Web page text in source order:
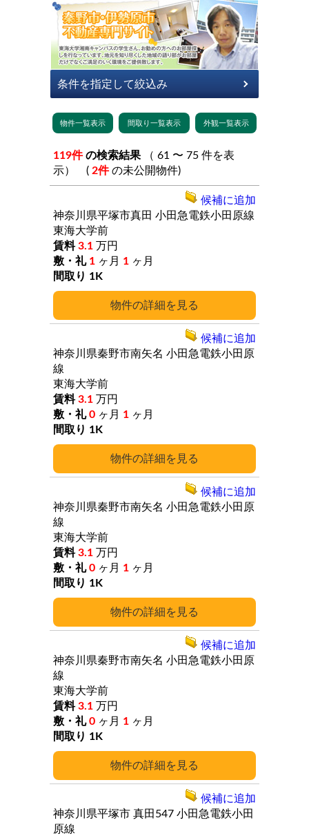
119件 の検索結果
示） ( 2件 の未公開物件)
詳細
神奈川県平塚市真田 小田急電鉄小田原線
東海大学前
3.1 万円
1 ヶ月 1 ヶ月
1K
候補に追加
詳細
神奈川県秦野市南矢名 小田急電鉄小田原
線
東海大学前
3.1 万円
0 ヶ月 1 ヶ月
1K
候補に追加
詳細
神奈川県秦野市南矢名 小田急電鉄小田原
線
東海大学前
3.1 万円
0 ヶ月 1 ヶ月
1K
候補に追加
詳細
神奈川県秦野市南矢名 小田急電鉄小田原
線
東海大学前
3.1 万円
0 ヶ月 1 ヶ月
1K
候補に追加
神奈川県平塚市 真田547 小田急電鉄小田
原線
候補に追加